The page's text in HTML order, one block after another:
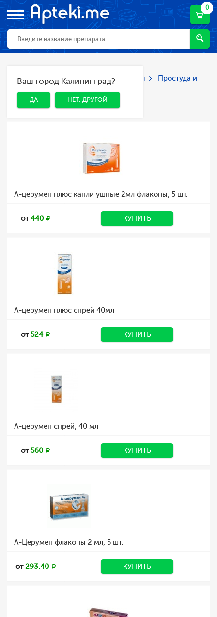
0
ДА НЕТ, ДРУГОЙ
Ваш город Калининград?
ДА НЕТ, ДРУГОЙ
Главная Каталог Лекарства и БАДы
Простуда и
грипп
Простуда и грипп
А-церумен плюс капли ушные 2мл флаконы, 5 шт.
от440 КУПИТЬ
А-церумен плюс спрей 40мл
от524 КУПИТЬ
А-церумен спрей, 40 мл
от560 КУПИТЬ
А-Церумен флаконы 2 мл, 5 шт.
от293.40 КУПИТЬ